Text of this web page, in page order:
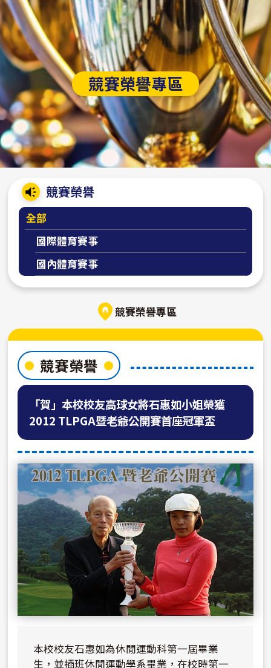
競賽榮譽專區
競賽榮譽
全部
國際體育賽事
國內體育賽事
競賽榮譽專區
競賽榮譽
「賀」本校校友高球女將石惠如小姐榮獲
2012 TLPGA暨老爺公開賽首座冠軍盃
本校校友石惠如為休閒運動科第一屆畢業
生，並插班休閒運動學系畢業，在校時第一